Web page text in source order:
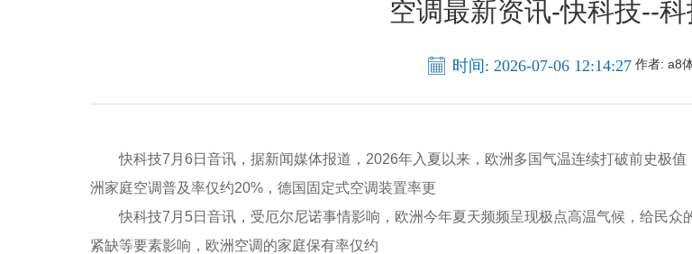
空调最新资讯-快科技--
时间: 2026-07-06 12:14:27 作者: a8
快科技7月6日音讯，据新闻媒体报道，2026年入夏以来，欧洲多国气温连续打破前史极
洲家庭空调普及率仅约20%，德国固定式空调装置率更
快科技7月5日音讯，受厄尔尼诺事情影响，欧洲今年夏天频频呈现极点高温气候，给民众
紧缺等要素影响，欧洲空调的家庭保有率仅约